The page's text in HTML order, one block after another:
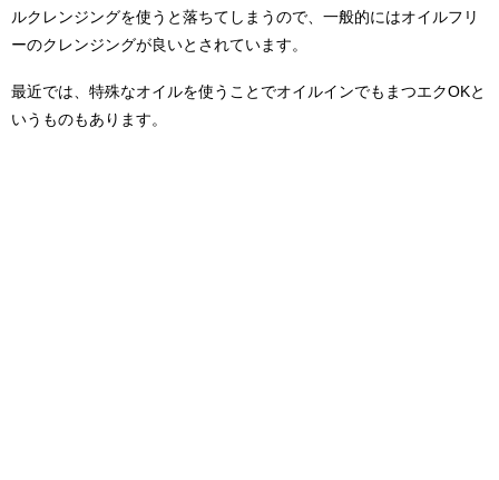
ルクレンジングを使うと落ちてしまうので、一般的にはオイルフリ
ーのクレンジングが良いとされています。
最近では、特殊なオイルを使うことでオイルインでもまつエクOKと
いうものもあります。